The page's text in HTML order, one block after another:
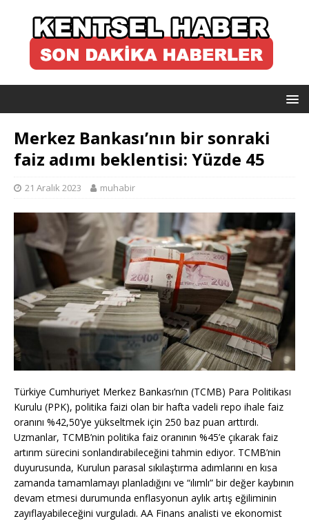
Merkez Bankası’nın bir sonraki
faiz adımı beklentisi: Yüzde 45
21 Aralık 2023 muhabir
Türkiye Cumhuriyet Merkez Bankası’nın (TCMB) Para Politikası
Kurulu (PPK), politika faizi olan bir hafta vadeli repo ihale faiz
oranını %42,50’ye yükseltmek için 250 baz puan arttırdı.
Uzmanlar, TCMB’nin politika faiz oranının %45’e çıkarak faiz
artırım sürecini sonlandırabileceğini tahmin ediyor. TCMB’nin
duyurusunda, Kurulun parasal sıkılaştırma adımlarını en kısa
zamanda tamamlamayı planladığını ve “ılımlı” bir değer kaybının
devam etmesi durumunda enflasyonun aylık artış eğiliminin
zayıflayabileceğini vurguladı. AA Finans analisti ve ekonomist